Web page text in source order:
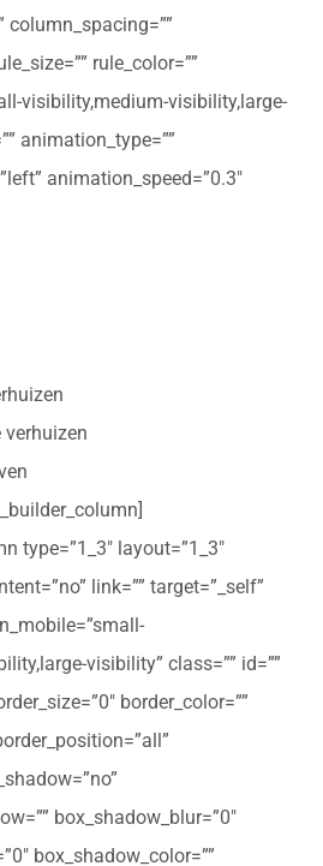
column_spacing=””
rule_color=””
visibility,medium-visibility,large-
animation_type=””
animation_speed=”0.3″
type=”1_3″ layout=”1_3″
link=”” target=”_self”
visibility” class=”” id=””
border_color=””
box_shadow_blur=”0″
box_shadow_color=””